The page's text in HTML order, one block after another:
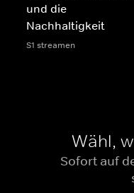
und die
Nachhaltigkeit
S1 streamen
Wähl,
Sofort auf